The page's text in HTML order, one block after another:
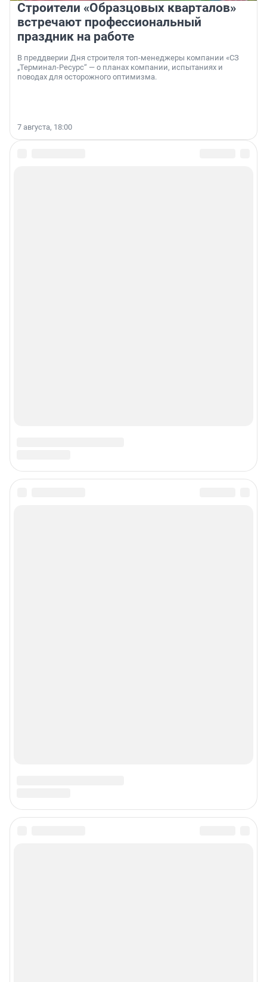
Строители «Образцовых кварталов»
встречают профессиональный
праздник на работе
В преддверии Дня строителя топ-менеджеры компании «СЗ
„Терминал-Ресурс“ — о планах компании, испытаниях и
поводах для осторожного оптимизма.
7 августа, 18:00